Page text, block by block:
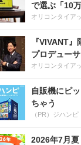
で選ぶ「10
オリコンタイア
『VIVANT』
プロデュー
オリコンタイア
自販機にピ
ちゃう
（PR）ジハンピ
2026年7月夏